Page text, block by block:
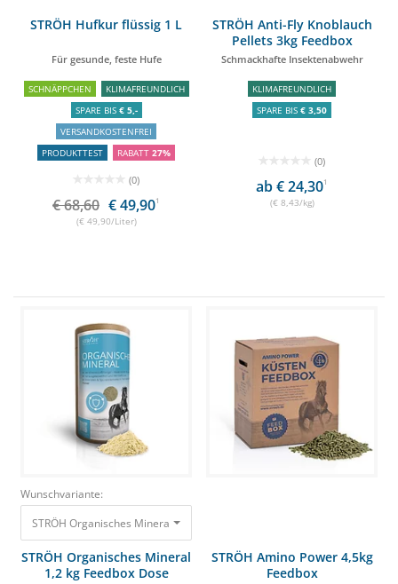
STRÖH Hufkur flüssig 1 L
Für gesunde, feste Hufe
SCHNÄPPCHEN
KLIMAFREUNDLICH
SPARE BIS € 5,-
VERSANDKOSTENFREI
PRODUKTTEST
RABATT 27%
(0)
€ 68,60 € 49,901
(€ 49,90/Liter)
STRÖH Anti-Fly Knoblauch
Pellets 3kg Feedbox
Schmackhafte Insektenabwehr
KLIMAFREUNDLICH
SPARE BIS € 3,50
(0)
ab € 24,301
(€ 8,43/kg)
Wunschvariante:
STRÖH Organisches Mineral 1,2 kg Feedbox Dose Made by Dr. Weyrauch
STRÖH Organisches Mineral
1,2 kg Feedbox Dose
STRÖH Amino Power 4,5kg
Feedbox